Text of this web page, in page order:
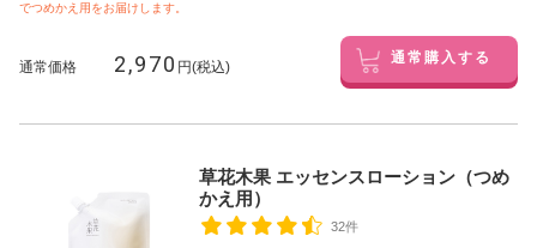
でつめかえ用をお届けします。
通常価格 2,970 円(税込) 通常購入する
草花木果 エッセンスローション（つめ
かえ用）
32件